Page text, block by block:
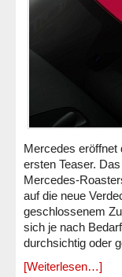
Mercedes eröffnet
ersten Teaser.
Mercedes-
auf die neue
geschlossenem
sich je nach
durchsichtig oder
[Weiterlesen…]